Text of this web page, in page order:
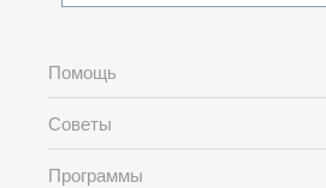
Помощь
Советы
Программы